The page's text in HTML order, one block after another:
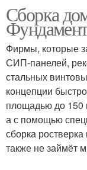
Сборка
Фирмы, которые
СИП-панелей,
стальных
концепции
площадью до 150
а с помощью
сборка
также не займёт